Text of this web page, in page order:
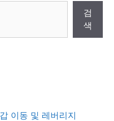
검
색
이동 및 레버리지